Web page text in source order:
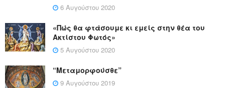
6 Αυγούστου 2020
«Πώς θα φτάσουμε κι εμείς στην θέα του
Ακτίστου Φωτός»
5 Αυγούστου 2020
“Μεταμορφούσθε”
9 Αυγούστου 2019